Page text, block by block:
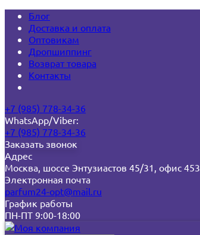
Блог
Доставка и оплата
Оптовикам
Дропшиппинг
Возврат товара
Контакты
+7 (985) 778-34-36
WhatsApp/Viber:
+7 (985) 778-34-36
Заказать звонок
Адрес
Москва, шоссе Энтузиастов 45/31, офис 453
Электронная почта
parfum24-opt@mail.ru
График работы
ПН-ПТ 9:00-18:00